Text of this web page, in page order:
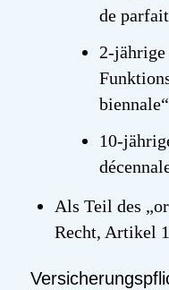
de parfait
2-jährige
biennale“
10-
Als Teil des „
Recht, Artikel